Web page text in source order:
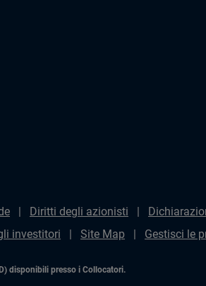
Diritti degli azionisti
investitori Site Map Gestisci le
disponibili presso i Collocatori.